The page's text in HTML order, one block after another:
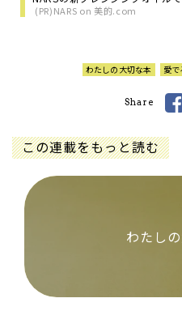
(PR)NARS on 美的.com
わたしの大切な本 愛で
Share
この連載をもっと読む
わたし